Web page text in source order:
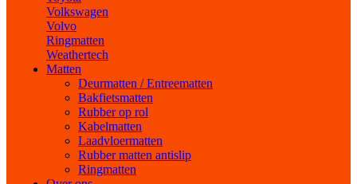
Volkswagen
Volvo
Ringmatten
Weathertech
Matten
Deurmatten / Entreematten
Bakfietsmatten
Rubber op rol
Kabelmatten
Laadvloermatten
Rubber matten antislip
Ringmatten